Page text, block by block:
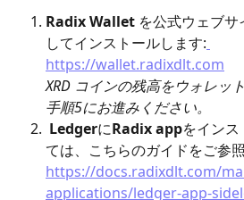
Radix Wallet を公式ウェブ
してインストールします:
https://wallet.radixdlt.com
XRD コインの残高をウォレッ
手順5にお進みください。
LedgerにRadix appをイン
ては、こちらのガイドをご参
https://docs.radixdlt.com/
applications/ledger-app-